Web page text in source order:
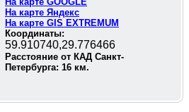
На карте Яндекс
На карте GIS EXTREMUM
Координаты:
59.910740,29.776466
Расстояние от КАД Санкт-
Петербурга: 16 км.